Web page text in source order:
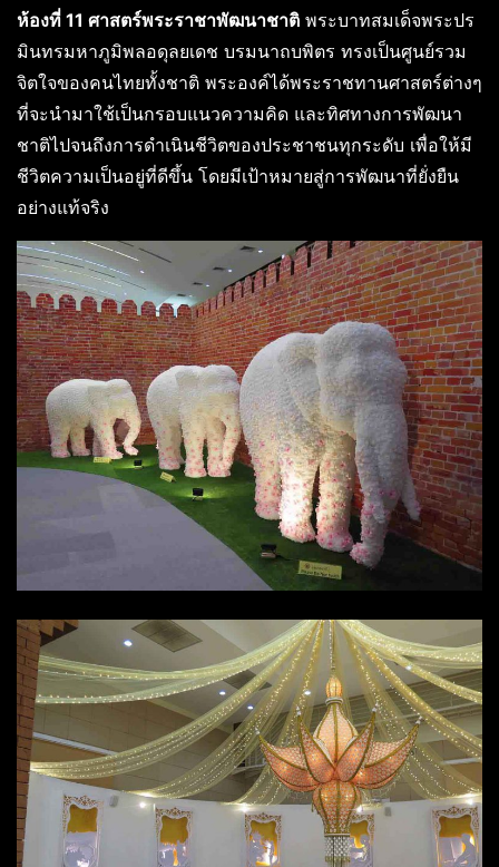
ห้องที่ 11 ศาสตร์พระราชาพัฒนาชาติ พระบาทสมเด็จพระปร
มินทรมหาภูมิพลอดุลยเดช บรมนาถบพิตร ทรงเป็นศูนย์รวม
จิตใจของคนไทยทั้งชาติ พระองค์ได้พระราชทานศาสตร์ต่างๆ
ที่จะนำมาใช้เป็นกรอบแนวความคิด และทิศทางการพัฒนา
ชาติไปจนถึงการดำเนินชีวิตของประชาชนทุกระดับ เพื่อให้มี
ชีวิตความเป็นอยู่ที่ดีขึ้น โดยมีเป้าหมายสู่การพัฒนาที่ยั่งยืน
อย่างแท้จริง